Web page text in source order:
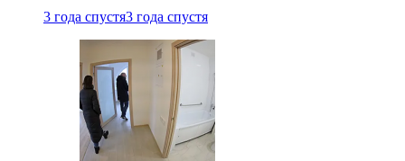
3 года спустя3 года спустя